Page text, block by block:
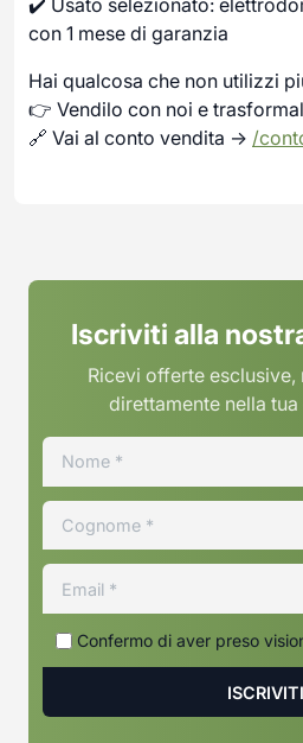
con 1 mese di garanzia
Hai qualcosa che non utilizzi
👉 Vendilo con noi e
🔗 Vai al conto vendita → /
Iscriviti alla
Ricevi offerte
direttamente nella
Confermo di aver preso